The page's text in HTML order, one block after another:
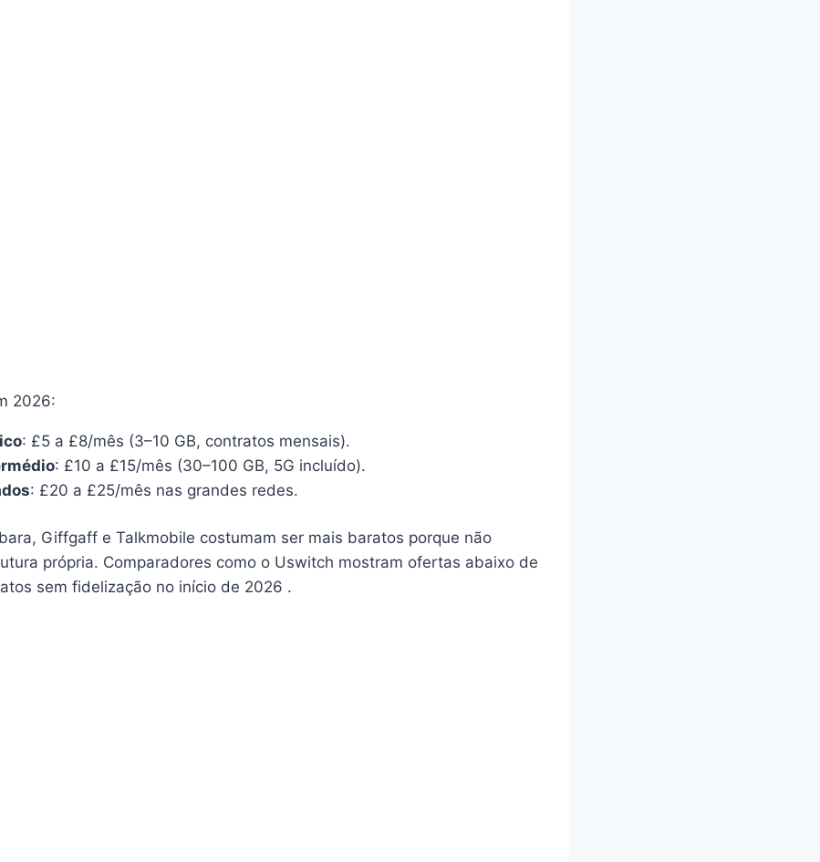
2026:
: £5 a £8/mês (3–10 GB, contratos mensais).
: £10 a £15/mês (30–100 GB, 5G incluído).
: £20 a £25/mês nas grandes redes.
Giffgaff e Talkmobile costumam ser mais baratos porque não
própria. Comparadores como o Uswitch mostram ofertas abaixo de
sem fidelização no início de 2026 .